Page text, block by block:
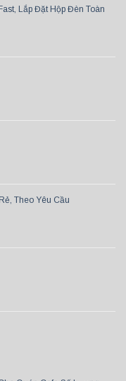
Lắp Đặt Hộp Đèn Toàn
Theo Yêu Cầu